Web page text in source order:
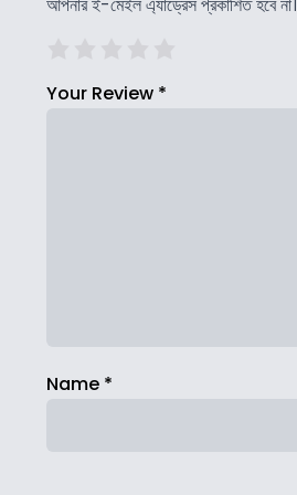
Your Review *
Name *